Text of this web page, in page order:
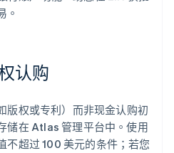
。
认购
版权或专利）而非现金认购初
储在 Atlas 管理平台中。使用
不超过 100 美元的条件；若您